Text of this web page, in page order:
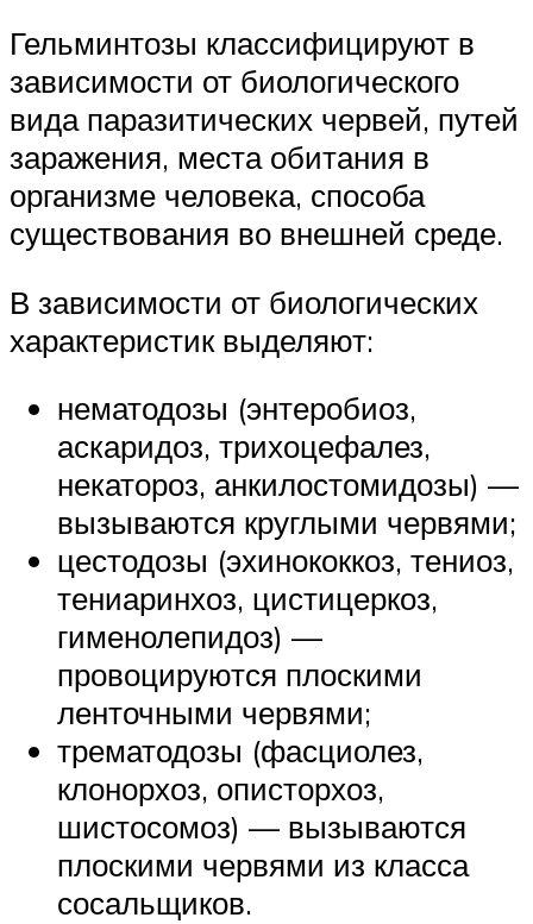
Гельминтозы классифицируют в
зависимости от биологического
вида паразитических червей, путей
заражения, места обитания в
организме человека, способа
существования во внешней среде.
В зависимости от биологических
характеристик выделяют:
нематодозы (энтеробиоз,
аскаридоз, трихоцефалез,
некатороз, анкилостомидозы) —
вызываются круглыми червями;
цестодозы (эхинококкоз, тениоз,
тениаринхоз, цистицеркоз,
гименолепидоз) —
провоцируются плоскими
ленточными червями;
трематодозы (фасциолез,
клонорхоз, описторхоз,
шистосомоз) — вызываются
плоскими червями из класса
сосальщиков.